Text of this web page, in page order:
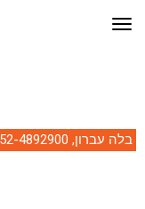
תפריט
בלה עברון, 4892900